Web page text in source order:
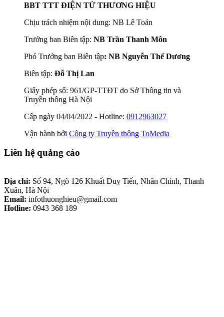
BBT TTT ĐIỆN TỬ THƯƠNG HIỆU
Chịu trách nhiệm nội dung: NB Lê Toản
Trưởng ban Biên tập: NB Trần Thanh Môn
Phó Trưởng ban Biên tập: NB Nguyễn Thế Dương
Biên tập: Đỗ Thị Lan
Giấy phép số: 961/GP-TTĐT do Sở Thông tin và
Truyền thông Hà Nội
Cấp ngày 04/04/2022 - Hotline: 0912963027
Vận hành bởi Công ty Truyền thông ToMedia
Liên hệ quảng cáo
Địa chỉ: Số 94, Ngõ 126 Khuất Duy Tiến, Nhân Chính, Thanh
Xuân, Hà Nội
Email: infothuonghieu@gmail.com
Hotline: 0943 368 189